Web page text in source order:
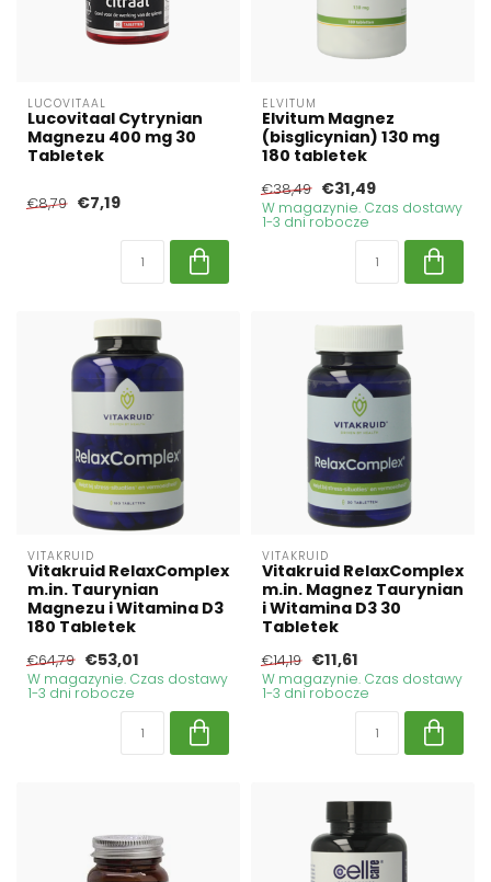
LUCOVITAAL
Lucovitaal Cytrynian
Magnezu 400 mg 30
Tabletek
€8,79 €7,19
ELVITUM
Elvitum Magnez
(bisglicynian) 130 mg
180 tabletek
€38,49 €31,49
W magazynie. Czas dostawy
1-3 dni robocze
VITAKRUID
Vitakruid RelaxComplex
m.in. Taurynian
Magnezu i Witamina D3
180 Tabletek
€64,79 €53,01
W magazynie. Czas dostawy
1-3 dni robocze
VITAKRUID
Vitakruid RelaxComplex
m.in. Magnez Taurynian
i Witamina D3 30
Tabletek
€14,19 €11,61
W magazynie. Czas dostawy
1-3 dni robocze